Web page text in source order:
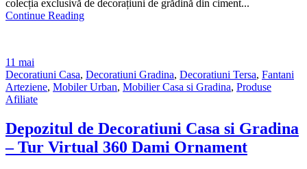
colecția exclusivă de decorațiuni de grădină din ciment...
Continue Reading
11 mai
Decoratiuni Casa, Decoratiuni Gradina, Decoratiuni Tersa, Fantani
Arteziene, Mobiler Urban, Mobilier Casa si Gradina, Produse
Afiliate
Depozitul de Decoratiuni Casa si Gradina
– Tur Virtual 360 Dami Ornament